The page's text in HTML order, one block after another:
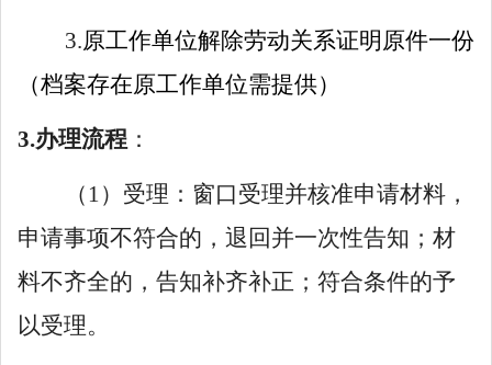
3.原工作单位解除劳动关系证明原件一份
（档案存在原工作单位需提供）
3.办理流程 ：
（ 1）受理：窗口受理并核准申请材料，
申请事项不符合的，退回并一次性告知；材
料不齐全的，告知补齐补正；符合条件的予
以受理。